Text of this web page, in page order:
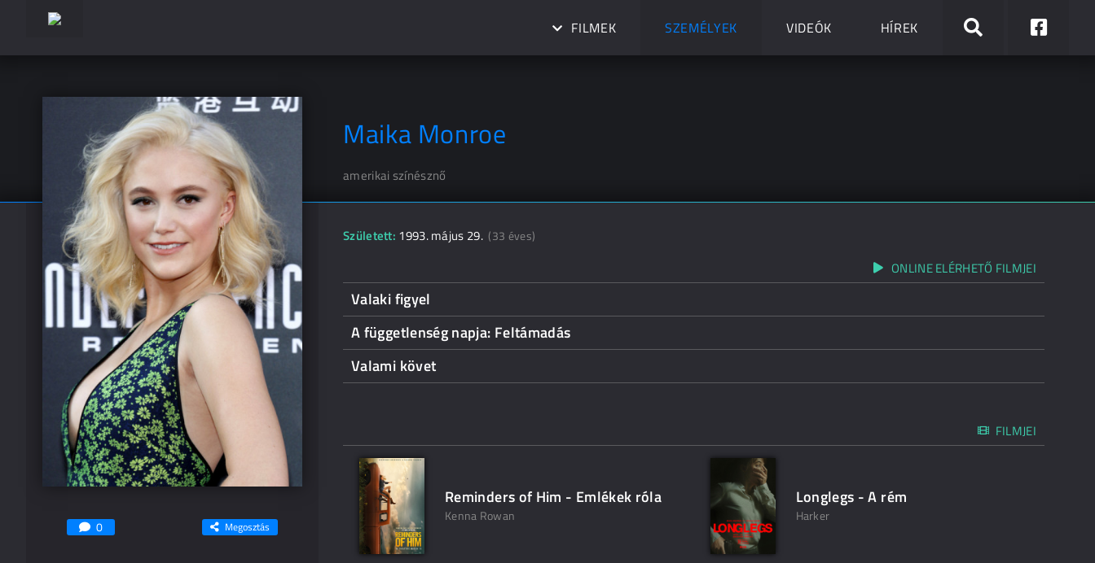
FILMEK SZEMÉLYEK VIDEÓK HÍREK
Maika Monroe
amerikai színésznő
0 Megosztás
Született: 1993. május 29. (33 éves)
ONLINE ELÉRHETŐ FILMJEI
Valaki figyel
A függetlenség napja: Feltámadás
Valami követ
FILMJEI
Reminders of Him - Emlékek róla
Kenna Rowan
Longlegs - A rém
Harker